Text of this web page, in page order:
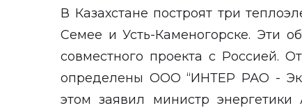
В Казахстане построят три
Семее и Усть-Каменогорске. Эти
совместного проекта с Россией.
определены ООО “ИНТЕР РАО -
этом заявил министр